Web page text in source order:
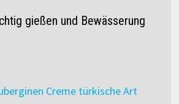
gießen und Bewässerung